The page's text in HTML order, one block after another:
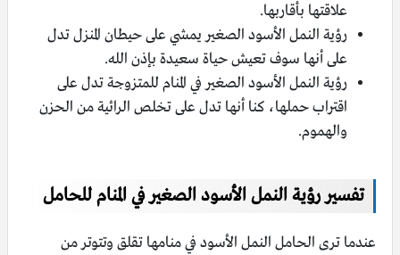
علاقتها بأقاربها.
رؤية النمل الأسود الصغير يمشي على حيطان المنزل تدل
على أنها سوف تعيش حياة سعيدة بإذن الله.
رؤية النمل الأسود الصغير في المنام للمتزوجة تدل على
اقتراب حملها، كنا أنها تدل على تخلص الرائية من الحزن
والهموم.
تفسير رؤية النمل الأسود الصغير في المنام للحامل
عندما ترى الحامل النمل الأسود في منامها تقلق وتتوتر من